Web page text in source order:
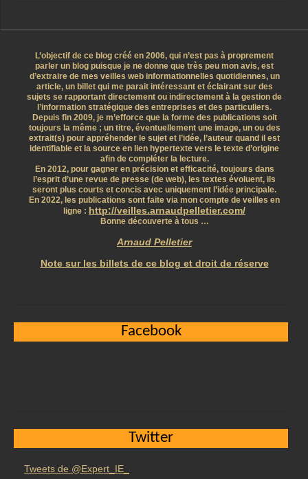
L’objectif de ce blog créé en 2006, qui n’est pas à proprement
parler un blog puisque je ne donne que très peu mon avis, est
d’extraire de mes veilles web informationnelles quotidiennes, un
article, un billet qui me parait intéressant et éclairant sur des
sujets se rapportant directement ou indirectement à la gestion de
l’information stratégique des entreprises et des particuliers.
Depuis fin 2009, je m’efforce que la forme des publications soit
toujours la même ; un titre, éventuellement une image, un ou des
extrait(s) pour appréhender le sujet et l’idée, l’auteur quand il est
identifiable et la source en lien hypertexte vers le texte d’origine
afin de compléter la lecture.
En 2012, pour gagner en précision et efficacité, toujours dans
l’esprit d’une revue de presse (de web), les textes évoluent, ils
seront plus courts et concis avec uniquement l’idée principale.
En 2022, les publications sont faite via mon compte de veilles en
ligne : http://veilles.arnaudpelletier.com/
Bonne découverte à tous …
Arnaud Pelletier
Note sur les billets de ce blog et droit de réserve
Facebook
Twitter
Tweets de @Expert_IE_